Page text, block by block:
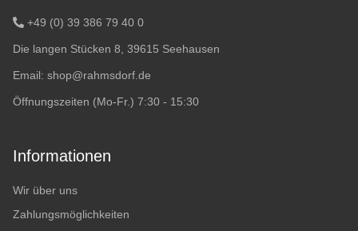
+49 (0) 39 386 79 40 0
Die langen Stücken 8, 39615 Seehausen
Email: shop@rahmsdorf.de
Öffnungszeiten (Mo-Fr.) 7:30 - 15:30
Informationen
Wir über uns
Zahlungsmöglichkeiten